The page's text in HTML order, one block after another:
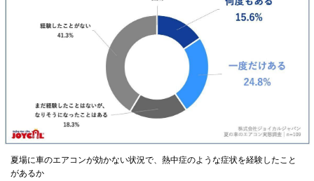
夏場に車のエアコンが効かない状況で、熱中症のような症状を経験したこと
があるか